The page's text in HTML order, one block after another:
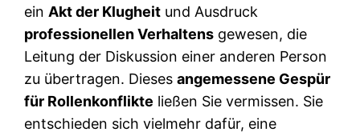
ein Akt der Klugheit und Ausdruck
professionellen Verhaltens gewesen, die
Leitung der Diskussion einer anderen Person
zu übertragen. Diesesangemessene Gespür
für Rollenkonflikte ließen Sie vermissen. Sie
entschieden sich vielmehr dafür, eine